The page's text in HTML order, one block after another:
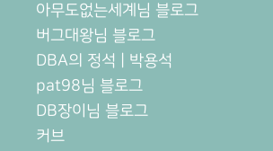
아무도없는세계님 블로그
버그대왕님 블로그
DBA의 정석 | 박용석
pat98님 블로그
DB장이님 블로그
커브